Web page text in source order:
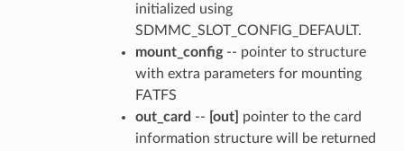
initialized using
SDMMC_SLOT_CONFIG_DEFAULT.
mount_config-- pointer to structure
with extra parameters for mounting
FATFS
out_card -- [out]
pointer to the card
information structure will be returned